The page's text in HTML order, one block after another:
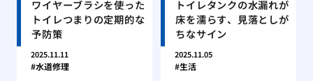
ワイヤーブラシを使った
トイレつまりの定期的な
予防策
2025.11.11
水道修理
トイレタンクの水漏れが
床を濡らす、見落としが
ちなサイン
2025.11.05
生活